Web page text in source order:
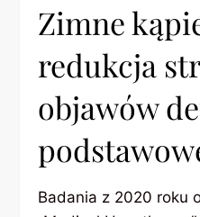
Zimne
redukcja
objawów
Badania z 2020 roku